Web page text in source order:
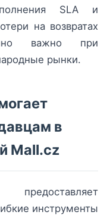
SLA и
на возвратах
важно при
рынки.
в
Mall.cz
предоставляет
инструменты